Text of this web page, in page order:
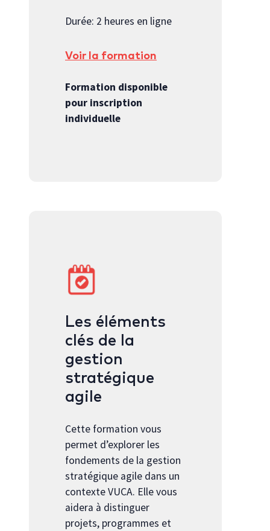
Durée: 2 heures en ligne
Voir la formation
Formation disponible
pour inscription
individuelle
Les éléments
clés de la
gestion
stratégique
agile
Cette formation vous
permet d’explorer les
fondements de la gestion
stratégique agile dans un
contexte VUCA. Elle vous
aidera à distinguer
projets, programmes et